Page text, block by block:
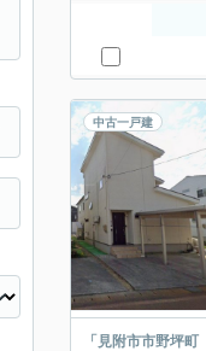
中古一戸建
「見附市市野坪